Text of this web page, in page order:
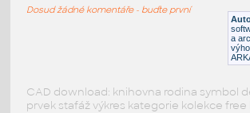
a
Dosud žádné komentáře - buďte první
CAD download: knihovna rodina symbol
prvek stafáž výkres kategorie kolekce free